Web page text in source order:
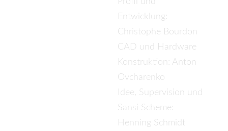
Entwicklung:
Christophe Bourdon
CAD und Hardware
Konstruktion: Anton
Ovcharenko
Idee, Supervision und
Sansi Scheme:
Henning Schmidt